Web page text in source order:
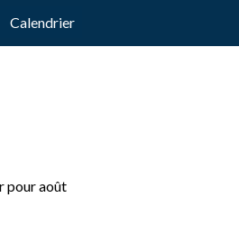
Calendrier
pour août